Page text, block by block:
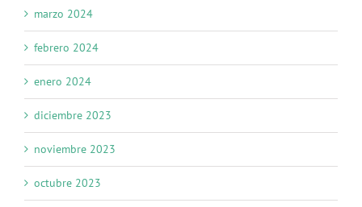
marzo 2024
febrero 2024
enero 2024
diciembre 2023
noviembre 2023
octubre 2023